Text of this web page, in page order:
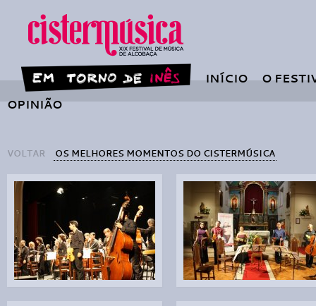
INÍCIO
O
OPINIÃO
VOLTAR OS MELHORES MOMENTOS DO CISTERMÚSICA